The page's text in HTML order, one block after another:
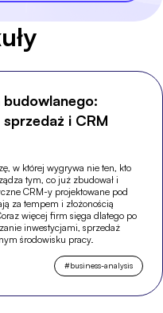
i CRM
w której wygrywa nie ten, kto
tym, co już zbudował i
CRM-y projektowane pod
za tempem i złożonością
więcej firm sięga dlatego po
inwestycjami, sprzedaż
środowisku pracy.
#business-analysis